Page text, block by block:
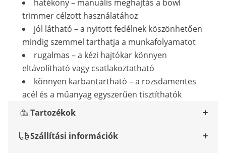
hatékony – manuális meghajtás a bowl
trimmer célzott használatához
jól látható – a nyitott fedélnek köszönhetően
mindig szemmel tarthatja a munkafolyamatot
rugalmas – a kézi hajtókar könnyen
eltávolítható vagy csatlakoztatható
könnyen karbantartható – a rozsdamentes
acél és a műanyag egyszerűen tisztíthatók
Tartozékok
Szállítási információk